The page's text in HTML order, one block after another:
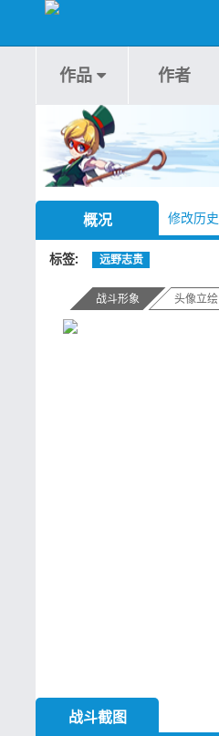
作品 作者
概况 修改历史
标签
远野志贵
战斗形象 头像立绘
战斗截图